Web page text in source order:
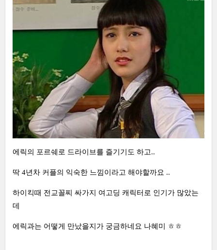
에릭의 포르쉐로 드라이브를 즐기기도 하고..
딱 4년차 커플의 익숙한 느낌이라고 해야할까요 ..
하이킥때 전교꼴찌 싸가지 여고딩 캐릭터로 인기가 많았는
데
에릭과는 어떻게 만났을지가 궁금하네요 나혜미 ㅎㅎ